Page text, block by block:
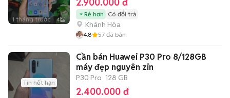
1 tháng trước 4
Rẻ hơn Có đổi trả
Khánh Hòa
4.8 57 đã bán
Tin hết hạn
Cần bán Huawei P30 Pro 8/128GB
máy đẹp nguyên zin
P30 Pro 128 GB
2.400.000 đ